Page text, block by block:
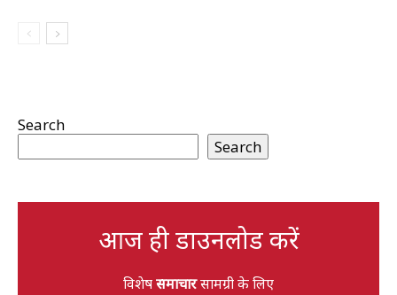
Search
Search
आज ही डाउनलोड करें
विशेषसमाचारसामग्री के लिए